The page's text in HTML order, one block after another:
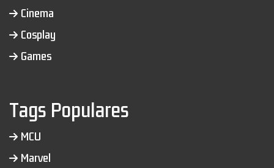
Cinema
Cosplay
Games
Tags Populares
MCU
Marvel